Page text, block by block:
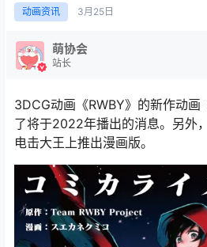
动画资讯 3月 25日
萌协会
站长
3DCG动画《RWBY》的新作动画
了将于2022年播出的消息。另外
电击大王上推出漫画版。